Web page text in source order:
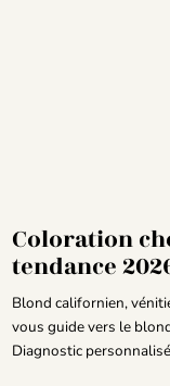
Coloration
tendance
Blond californien,
vous guide vers le
Diagnostic